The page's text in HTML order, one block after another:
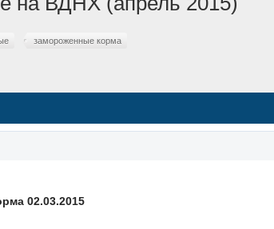
замороженные корма
02.03.2015